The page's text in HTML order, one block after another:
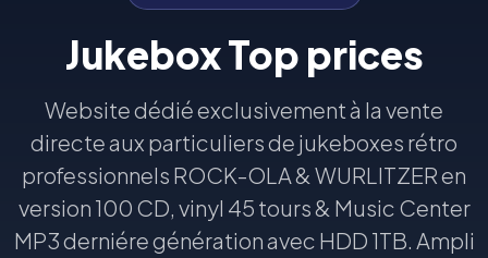
Jukebox Top prices
Website dédié exclusivement à la vente
directe aux particuliers de jukeboxes rétro
professionnels ROCK-OLA & WURLITZER en
version 100 CD, vinyl 45 tours & Music Center
MP3 derniére génération avec HDD 1TB. Ampli